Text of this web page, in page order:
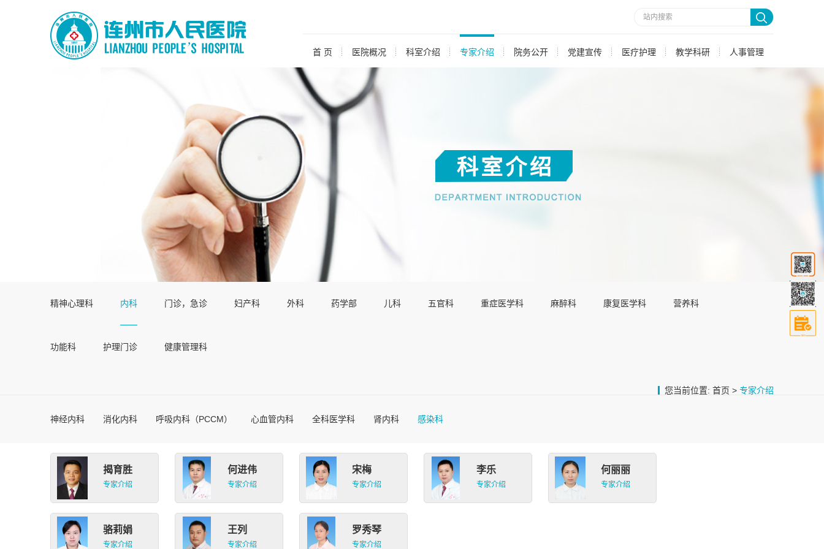
首 页 医院概况 科室介绍 专家介绍 院务公开 党建宣传 医疗护理 教学科研 人事管理
精神心理科 内科 门诊，急诊 妇产科 外科 药学部 儿科 五官科 重症医学科 麻醉科 康复医学科 营养科
功能科 护理门诊 健康管理科
您当前位置: 首页 > 专家介绍
神经内科 消化内科 呼吸内科（PCCM） 心血管内科 全科医学科 肾内科 感染科
揭育胜
专家介绍
何进伟
专家介绍
宋梅
专家介绍
李乐
专家介绍
何丽丽
专家介绍
骆莉娟
专家介绍
王列
专家介绍
罗秀琴
专家介绍